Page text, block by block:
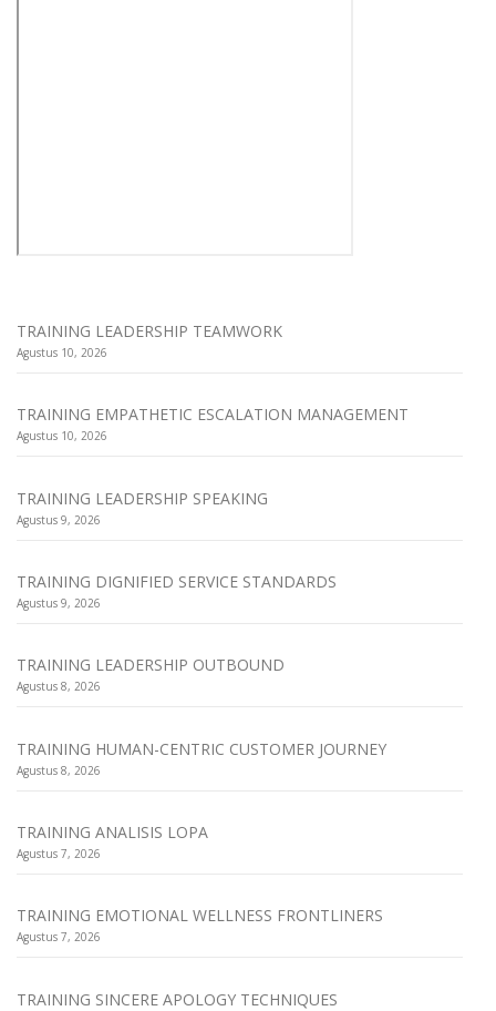
TRAINING LEADERSHIP TEAMWORK
Agustus 10, 2026
TRAINING EMPATHETIC ESCALATION MANAGEMENT
Agustus 10, 2026
TRAINING LEADERSHIP SPEAKING
Agustus 9, 2026
TRAINING DIGNIFIED SERVICE STANDARDS
Agustus 9, 2026
TRAINING LEADERSHIP OUTBOUND
Agustus 8, 2026
TRAINING HUMAN-CENTRIC CUSTOMER JOURNEY
Agustus 8, 2026
TRAINING ANALISIS LOPA
Agustus 7, 2026
TRAINING EMOTIONAL WELLNESS FRONTLINERS
Agustus 7, 2026
TRAINING SINCERE APOLOGY TECHNIQUES